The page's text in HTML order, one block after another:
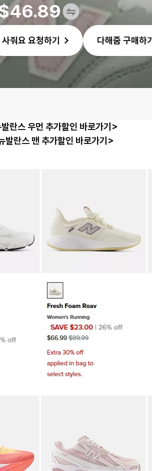
46.89
사줘요 요청하기 다해줌 구매하기
란스 우먼 추가할인 바로가기>
발란스 맨 추가할인 바로가기>